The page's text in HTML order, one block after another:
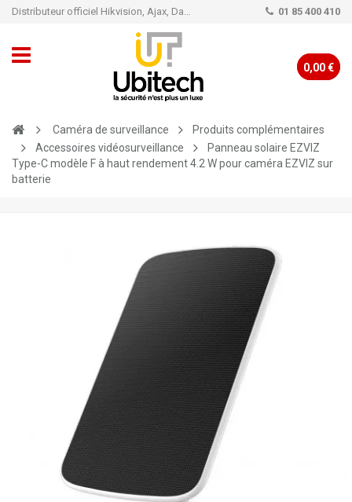
Distributeur officiel Hikvision, Ajax, Dahua, TP-Link - Caméra de vidéo surveillance - Alarme 01 85 400 410
0,00 €
Caméra de surveillance
Produits complémentaires
Accessoires vidéosurveillance
Panneau solaire EZVIZ
Type-C modèle F à haut rendement 4.2 W pour caméra EZVIZ sur
batterie